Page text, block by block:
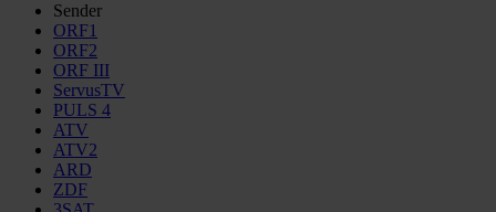
Sender
ORF1
ORF2
ORF III
ServusTV
PULS 4
ATV
ATV2
ARD
ZDF